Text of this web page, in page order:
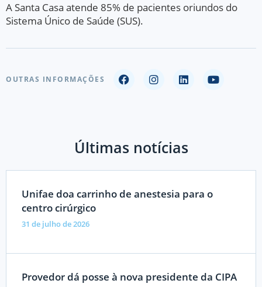
A Santa Casa atende 85% de pacientes oriundos do
Sistema Único de Saúde (SUS).
OUTRAS INFORMAÇÕES
Últimas notícias
Unifae doa carrinho de anestesia para o
centro cirúrgico
31 de julho de 2026
Provedor dá posse à nova presidente da CIPA